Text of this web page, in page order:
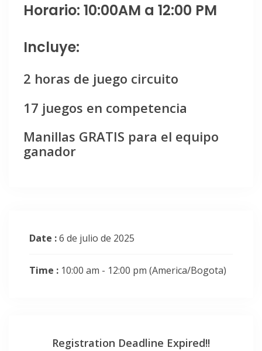
Horario: 10:00AM a 12:00 PM
Incluye:
2 horas de juego circuito
17 juegos en competencia
Manillas GRATIS para el equipo
ganador
Date :6 de julio de 2025
Time : 10:00 am - 12:00 pm (America/Bogota)
Registration Deadline Expired!!